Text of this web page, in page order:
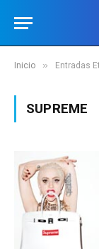
Inicio » Entradas
SUPREME